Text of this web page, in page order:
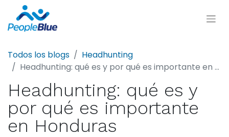
Todos los blogs
Headhunting
Headhunting: qué es y por qué es importante en Honduras
Headhunting: qué es y
por qué es importante
en Honduras